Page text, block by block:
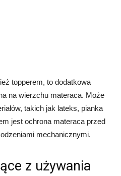
topperem, to dodatkowa
na wierzchu materaca. Może
takich jak lateks, pianka
jest ochrona materaca przed
mechanicznymi.
z używania